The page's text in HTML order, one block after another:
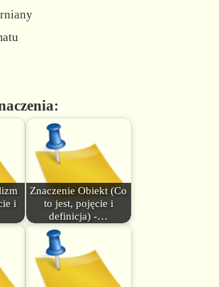
i
Znaczenie Obiekt (Co
to jest, pojęcie i
definicja) -…